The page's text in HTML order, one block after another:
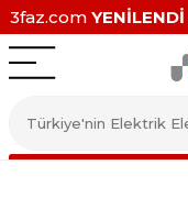
3faz.com YENİLENDİ